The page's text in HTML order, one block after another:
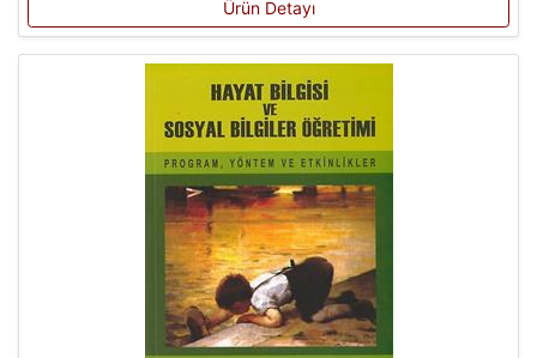
Ürün Detayı